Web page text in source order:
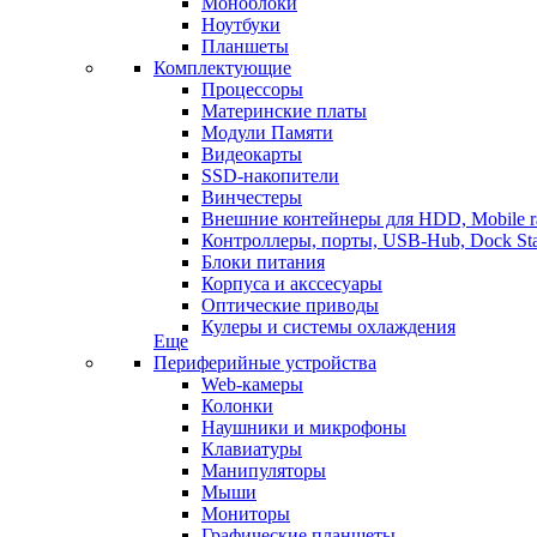
Ноутбуки
Планшеты
Комплектующие
Процессоры
Материнские платы
Модули Памяти
Видеокарты
SSD-накопители
Винчестеры
Внешние контейнеры для HDD, Mobile
Контроллеры, порты, USB-Hub, Dock
Блоки питания
Корпуса и акссесуары
Оптические приводы
Кулеры и системы охлаждения
Еще
Периферийные устройства
Web-камеры
Колонки
Наушники и микрофоны
Клавиатуры
Манипуляторы
Мыши
Мониторы